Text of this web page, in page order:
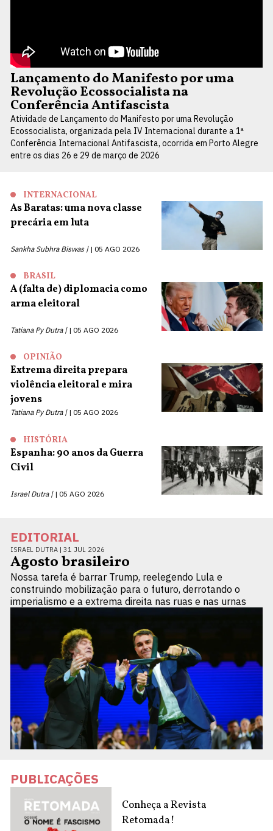
Lançamento do Manifesto por uma
Revolução Ecossocialista na
Conferência Antifascista
Atividade de Lançamento do Manifesto por uma Revolução
Ecossocialista, organizada pela IV Internacional durante a 1ª
Conferência Internacional Antifascista, ocorrida em Porto Alegre
entre os dias 26 e 29 de março de 2026
INTERNACIONAL
As Baratas: uma nova classe
precária em luta
Sankha Subhra Biswas | 05 AGO 2026
BRASIL
A (falta de) diplomacia como
arma eleitoral
Tatiana Py Dutra | 05 AGO 2026
OPINIÃO
Extrema direita prepara
violência eleitoral e mira
jovens
Tatiana Py Dutra | 05 AGO 2026
HISTÓRIA
Espanha: 90 anos da Guerra
Civil
Israel Dutra | 05 AGO 2026
EDITORIAL
ISRAEL DUTRA | 31 JUL 2026
Agosto brasileiro
Nossa tarefa é barrar Trump, reelegendo Lula e
construindo mobilização para o futuro, derrotando o
imperialismo e a extrema direita nas ruas e nas urnas
PUBLICAÇÕES
Conheça a Revista
Retomada!